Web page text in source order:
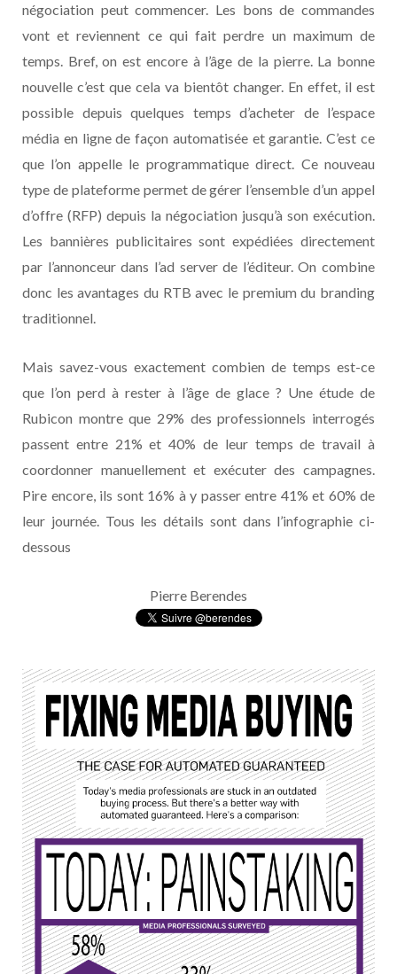
négociation peut commencer. Les bons de commandes
vont et reviennent ce qui fait perdre un maximum de
temps. Bref, on est encore à l’âge de la pierre. La bonne
nouvelle c’est que cela va bientôt changer. En effet, il est
possible depuis quelques temps d’acheter de l’espace
média en ligne de façon automatisée et garantie. C’est ce
que l’on appelle le programmatique direct. Ce nouveau
type de plateforme permet de gérer l’ensemble d’un appel
d’offre (RFP) depuis la négociation jusqu’à son exécution.
Les bannières publicitaires sont expédiées directement
par l’annonceur dans l’ad server de l’éditeur. On combine
donc les avantages du RTB avec le premium du branding
traditionnel.
Mais savez-vous exactement combien de temps est-ce
que l’on perd à rester à l’âge de glace ? Une étude de
Rubicon montre que 29% des professionnels interrogés
passent entre 21% et 40% de leur temps de travail à
coordonner manuellement et exécuter des campagnes.
Pire encore, ils sont 16% à y passer entre 41% et 60% de
leur journée. Tous les détails sont dans l’infographie ci-
dessous
Pierre Berendes